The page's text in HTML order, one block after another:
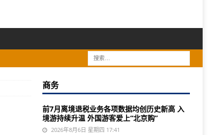
商务
前7月离境退税业务各项数据均创历史新高 入
境游持续升温 外国游客爱上“北京购”
2026年8月6日 星期四 17:41